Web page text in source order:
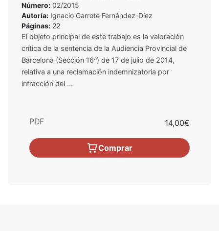
Número: 02/2015
Autoría: Ignacio Garrote Fernández-Díez
Páginas: 22
El objeto principal de este trabajo es la valoración
crítica de la sentencia de la Audiencia Provincial de
Barcelona (Sección 16ª) de 17 de julio de 2014,
relativa a una reclamación indemnizatoria por
infracción del ...
PDF 14,00€
Comprar